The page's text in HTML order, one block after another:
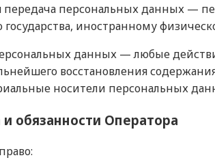
передача персональных данных —
государства, иностранному
данных — любые
восстановления
носители персональных
обязанности Оператора